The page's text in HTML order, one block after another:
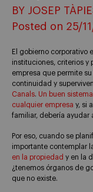
BY JOSEP
Posted on 25/
El gobierno corporativo
instituciones, criterios y
empresa que permite
continuidad y
Canals. Un buen
cualquier empresa y, si
familiar, debería ayudar
Por eso, cuando se
importante contemplar
en la propiedad y en la
¿tenemos órganos de
que no existe.